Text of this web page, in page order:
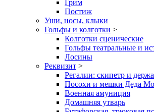
Грим
Постиж
Уши, носы, клыки
Гольфы и колготки >
Колготки сценические
Гольфы театральные и
Лосины
Реквизит >
Регалии: скипетр и
Посохи и мешки Деда
Военная амуниция
Домашняя утварь